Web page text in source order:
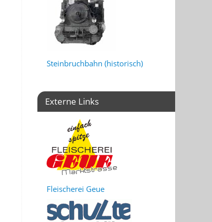
Steinbruchbahn (historisch)
Externe Links
Fleischerei Geue